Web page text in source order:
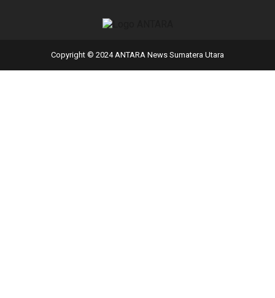
Copyright © 2024 ANTARA News Sumatera Utara